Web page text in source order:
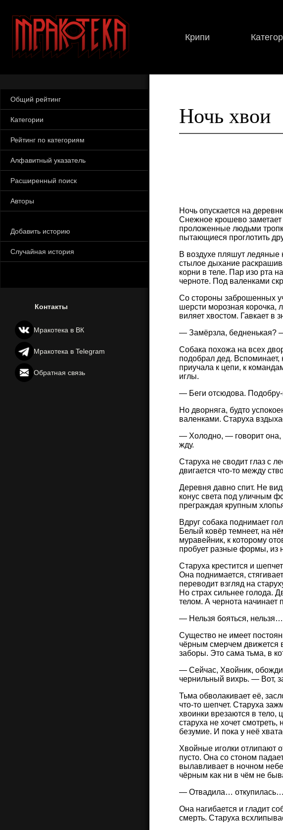
Крипи
Общий рейтинг
Категории
Рейтинг по категориям
Алфавитный указатель
Расширенный поиск
Авторы
Добавить историю
Случайная история
Контакты
Мракотека в ВК
Мракотека в Telegram
Обратная связь
Ночь хвои
Ночь опускается на
Снежное крошево заметает
проложенные людьми
пытающиеся проглотить
В воздухе пляшут ледяные
стылое дыхание
корни в теле. Пар изо рта
черноте. Под валенками
Со стороны заброшенных
шерсти морозная корочка,
виляет хвостом. Гавкает в
— Замёрзла, бедненькая?
Собака похожа на всех
подобрал дед. Вспоминает,
приучала к цепи, к
иглы.
— Беги отсюдова. Подобру-
Но дворняга, будто
валенками. Старуха
— Холодно, — говорит она,
жду.
Старуха не сводит глаз с
двигается что-то между
Деревня давно спит. Не
конус света под уличным
преграждая крупным
Вдруг собака поднимает
Белый ковёр темнеет, на
муравейник, к которому
пробует разные формы, из
Старуха крестится и
Она поднимается,
переводит взгляд на
Но страх сильнее голода.
телом. А чернота начинает
— Нельзя бояться, нельзя…
Существо не имеет
чёрным смерчем движется
заборы. Это сама тьма, в
— Сейчас, Хвойник,
чернильный вихрь. — Вот,
Тьма обволакивает её,
что-то шепчет. Старуха
хвоинки врезаются в тело,
старуха не хочет
безумие. И пока у неё
Хвойные иголки отлипают
пусто. Она со стоном
вылавливает в ночном
чёрным как ни в чём не
— Отвадила…
Она нагибается и гладит
смерть. Старуха